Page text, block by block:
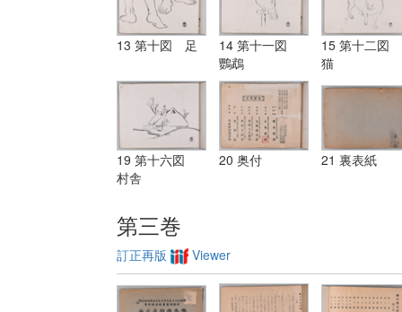
13 第十図 足
14 第十一図
鸚鵡
15 第十二図
猫
19 第十六図
村舎
20 奥付 21 裏表紙
第三巻
訂正再版 Viewer